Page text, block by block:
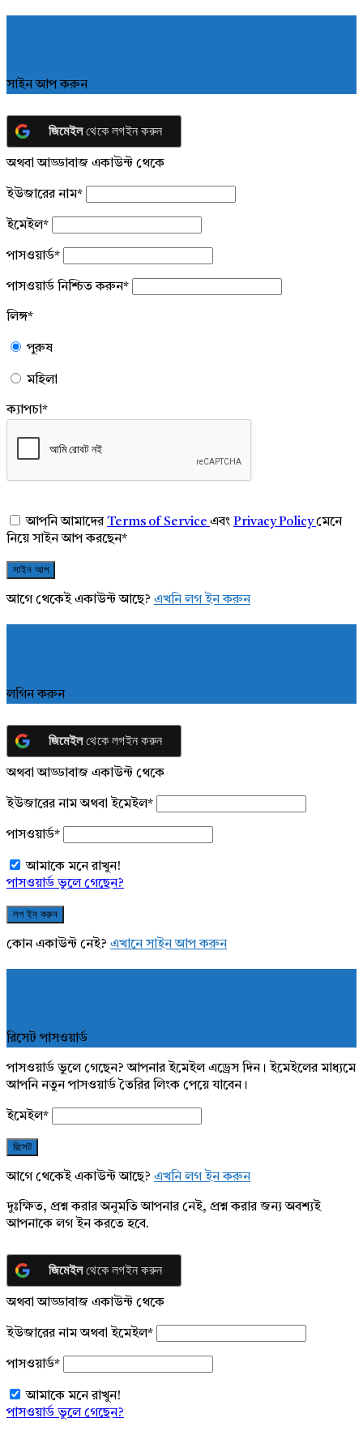
সাইন আপ করুন
জিমেইলথেকে লগইন করুন
অথবা আড্ডাবাজ একাউন্ট থেকে
ইউজারের নাম*
ইমেইল*
পাসওয়ার্ড*
পাসওয়ার্ড নিশ্চিত করুন*
লিঙ্গ*
পুরুষ
মহিলা
ক্যাপচা*
আপনি আমাদেরTerms of Service এবং Privacy Policyমেনে
নিয়ে সাইন আপ করছেন*
আগে থেকেই একাউন্ট আছে? এখনি লগ ইন করুন
লগিন করুন
জিমেইলথেকে লগইন করুন
অথবা আড্ডাবাজ একাউন্ট থেকে
ইউজারের নাম অথবা ইমেইল*
পাসওয়ার্ড*
আমাকে মনে রাখুন!
পাসওয়ার্ড ভুলে গেছেন?
কোন একাউন্ট নেই? এখানে সাইন আপ করুন
রিসেট পাসওয়ার্ড
পাসওয়ার্ড ভুলে গেছেন? আপনার ইমেইল এড্রেস দিন। ইমেইলের মাধ্যমে
আপনি নতুন পাসওয়ার্ড তৈরির লিংক পেয়ে যাবেন।
ইমেইল*
আগে থেকেই একাউন্ট আছে? এখনি লগ ইন করুন
দুঃক্ষিত, প্রশ্ন করার অনুমতি আপনার নেই, প্রশ্ন করার জন্য অবশ্যই
আপনাকে লগ ইন করতে হবে.
জিমেইলথেকে লগইন করুন
অথবা আড্ডাবাজ একাউন্ট থেকে
ইউজারের নাম অথবা ইমেইল*
পাসওয়ার্ড*
আমাকে মনে রাখুন!
পাসওয়ার্ড ভুলে গেছেন?